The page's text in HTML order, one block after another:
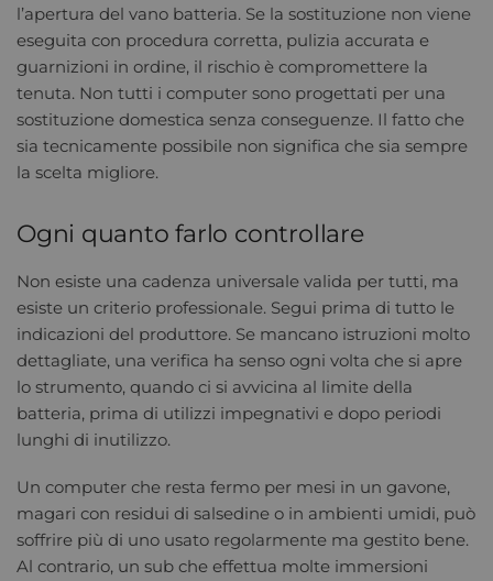
l’apertura del vano batteria. Se la sostituzione non viene
eseguita con procedura corretta, pulizia accurata e
guarnizioni in ordine, il rischio è compromettere la
tenuta. Non tutti i computer sono progettati per una
sostituzione domestica senza conseguenze. Il fatto che
sia tecnicamente possibile non significa che sia sempre
la scelta migliore.
Ogni quanto farlo controllare
Non esiste una cadenza universale valida per tutti, ma
esiste un criterio professionale. Segui prima di tutto le
indicazioni del produttore. Se mancano istruzioni molto
dettagliate, una verifica ha senso ogni volta che si apre
lo strumento, quando ci si avvicina al limite della
batteria, prima di utilizzi impegnativi e dopo periodi
lunghi di inutilizzo.
Un computer che resta fermo per mesi in un gavone,
magari con residui di salsedine o in ambienti umidi, può
soffrire più di uno usato regolarmente ma gestito bene.
Al contrario, un sub che effettua molte immersioni